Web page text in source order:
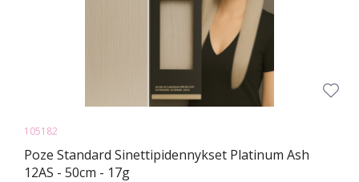
105182
Poze Standard Sinettipidennykset Platinum Ash
12AS - 50cm - 17g